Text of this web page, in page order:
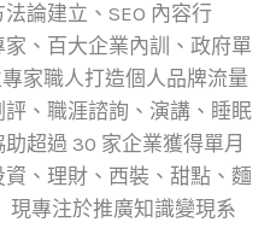
論建立、SEO 內容行
、百大企業內訓、政府單
家職人打造個人品牌流量
、職涯諮詢、演講、睡眠
超過 30 家企業獲得單月
、理財、西裝、甜點、麵
現專注於推廣知識變現系